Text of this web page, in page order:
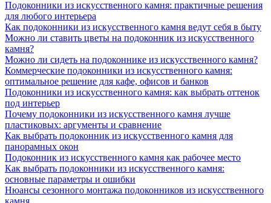
Подоконники из искусственного камня: практичные решения
для любого интерьера
Как подоконники из искусственного камня ведут себя в быту
Можно ли ставить цветы на подоконник из искусственного
камня?
Можно ли сидеть на подоконнике из искусственного камня?
Коммерческие подоконники из искусственного камня:
оптимальное решение для кафе, офисов и банков
Подоконники из искусственного камня: как выбрать оттенок
под интерьер
Почему подоконники из искусственного камня лучше
пластиковых: аргументы и сравнение
Как выбрать подоконник из искусственного камня для
панорамных окон
Подоконник из искусственного камня как рабочее место
Как выбрать подоконники из искусственного камня:
основные параметры и ошибки
Нюансы сезонного монтажа подоконников из искусственного